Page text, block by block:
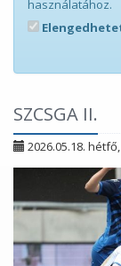
használatához.
SZCSGA II.
2026.05.18.